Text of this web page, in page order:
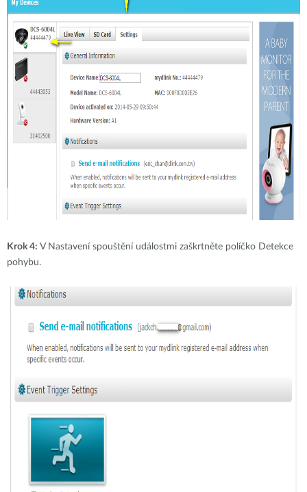
Krok 4: V Nastavení spouštění událostmi zaškrtněte políčko Detekce
pohybu.